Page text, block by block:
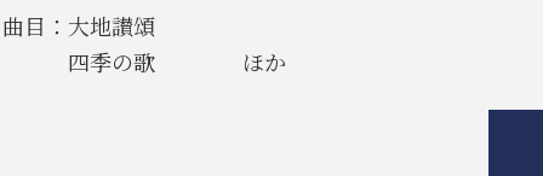
曲目：大地讃頌
四季の歌 ほか